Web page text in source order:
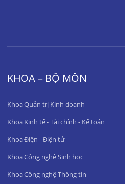
KHOA – BỘ MÔN
Khoa Quản trị Kinh doanh
Khoa Kinh tế - Tài chính - Kế toán
Khoa Điện - Điện tử
Khoa Công nghệ Sinh học
Khoa Công nghệ Thông tin